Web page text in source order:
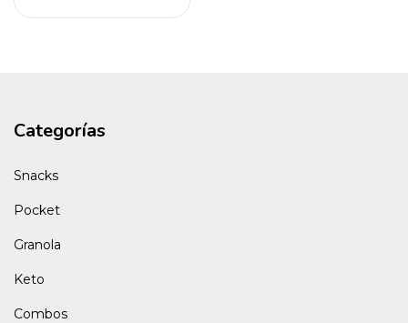
Categorías
Snacks
Pocket
Granola
Keto
Combos